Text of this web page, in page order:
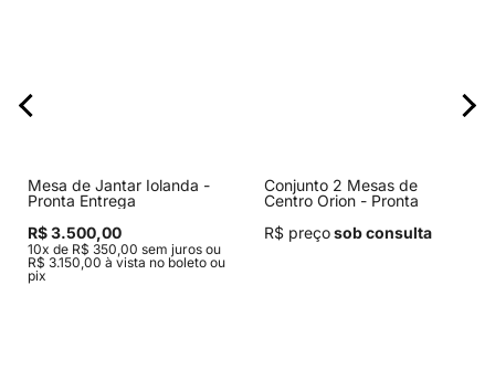
Mesa de Jantar Iolanda -
Pronta Entrega
R$ 3.500,00
10x de R$ 350,00 sem juros ou
R$ 3.150,00 à vista no boleto ou
pix
Conjunto 2 Mesas de
Centro Orion - Pronta
R$ preçosob consulta